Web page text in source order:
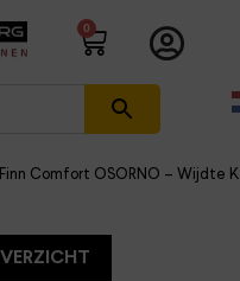
0
Finn Comfort OSORNO – Wijdte K